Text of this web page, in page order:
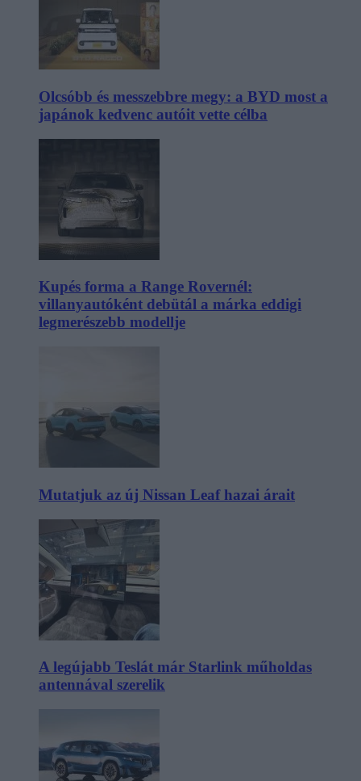
Olcsóbb és messzebbre megy: a BYD most a
japánok kedvenc autóit vette célba
Kupés forma a Range Rovernél:
villanyautóként debütál a márka eddigi
legmerészebb modellje
Mutatjuk az új Nissan Leaf hazai árait
A legújabb Teslát már Starlink műholdas
antennával szerelik